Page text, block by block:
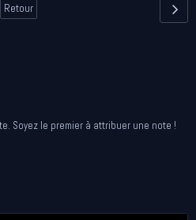
Retour
Soyez le premier à attribuer une note !